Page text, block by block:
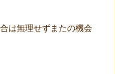
は無理せずまたの機会